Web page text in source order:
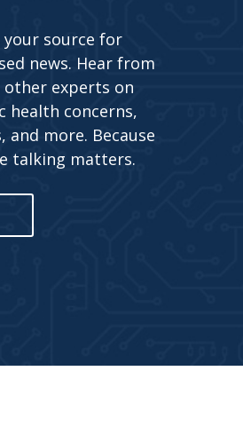
your source for
news. Hear from
other experts on
health concerns,
and more. Because
talking matters.